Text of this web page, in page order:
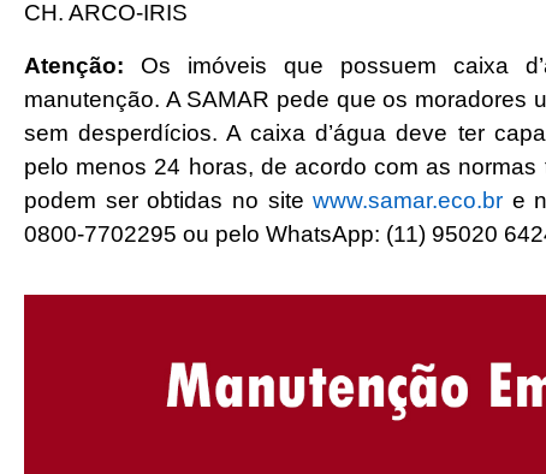
CH. ARCO-IRIS
Atenção: Os imóveis que possuem caixa
manutenção. A SAMAR pede que os moradores
sem desperdícios. A caixa d’água deve ter
pelo menos 24 horas, de acordo com as
podem ser obtidas no sitewww.samar.eco.br e
0800-7702295 ou pelo WhatsApp: (11) 95020